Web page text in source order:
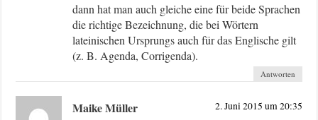
dann hat man auch gleiche eine für beide Sprachen
die richtige Bezeichnung, die bei Wörtern
lateinischen Ursprungs auch für das Englische gilt
(z. B. Agenda, Corrigenda).
Antworten
Maike Müller 2. Juni 2015 um 20:35